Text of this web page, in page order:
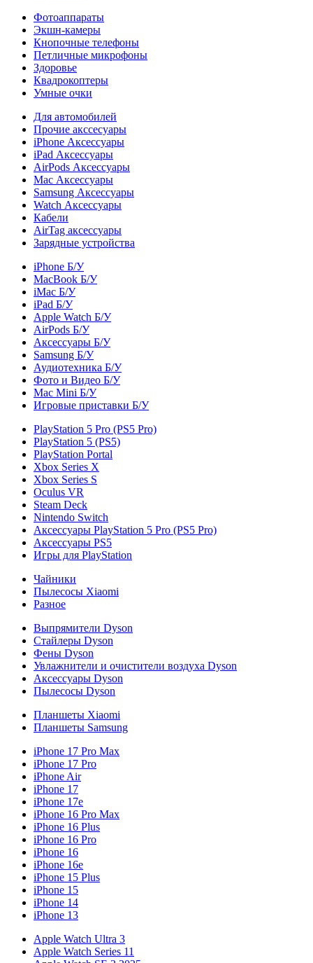
Фотоаппараты
Экшн-камеры
Кнопочные телефоны
Петличные микрофоны
Здоровье
Квадрокоптеры
Умные очки
Для автомобилей
Прочие акссесуары
iPhone Аксессуары
iPad Аксессуары
AirPods Аксессуары
Mac Аксессуары
Samsung Аксессуары
Watch Аксессуары
Кабели
AirTag аксессуары
Зарядные устройства
iPhone Б/У
MacBook Б/У
iMac Б/У
iPad Б/У
Apple Watch Б/У
AirPods Б/У
Аксессуары Б/У
Samsung Б/У
Аудиотехника Б/У
Фото и Видео Б/У
Mac Mini Б/У
Игровые приставки Б/У
PlayStation 5 Pro (PS5 Pro)
PlayStation 5 (PS5)
PlayStation Portal
Xbox Series X
Xbox Series S
Oculus VR
Steam Deck
Nintendo Switch
Аксессуары PlayStation 5 Pro (PS5 Pro)
Аксессуары PS5
Игры для PlayStation
Чайники
Пылесосы Xiaomi
Разное
Выпрямители Dyson
Стайлеры Dyson
Фены Dyson
Увлажнители и очистители воздуха Dyson
Аксессуары Dyson
Пылесосы Dyson
Планшеты Xiaomi
Планшеты Samsung
iPhone 17 Pro Max
iPhone 17 Pro
iPhone Air
iPhone 17
iPhone 17e
iPhone 16 Pro Max
iPhone 16 Plus
iPhone 16 Pro
iPhone 16
iPhone 16e
iPhone 15 Plus
iPhone 15
iPhone 14
iPhone 13
Apple Watch Ultra 3
Apple Watch Series 11